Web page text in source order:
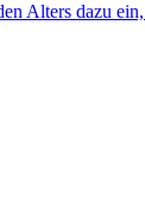
Alters dazu